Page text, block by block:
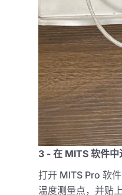
3 - 在 MITS 软件中
打开 MITS Pro 软
温度测量点，并贴